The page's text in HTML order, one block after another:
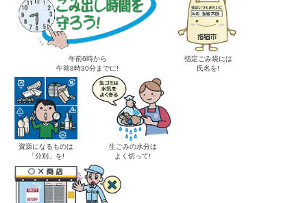
午前6時から
午前8時30分までに!
指定ごみ袋には
氏名を!
資源になるものは
「分別」を!
生ごみの水分は
よく切って!